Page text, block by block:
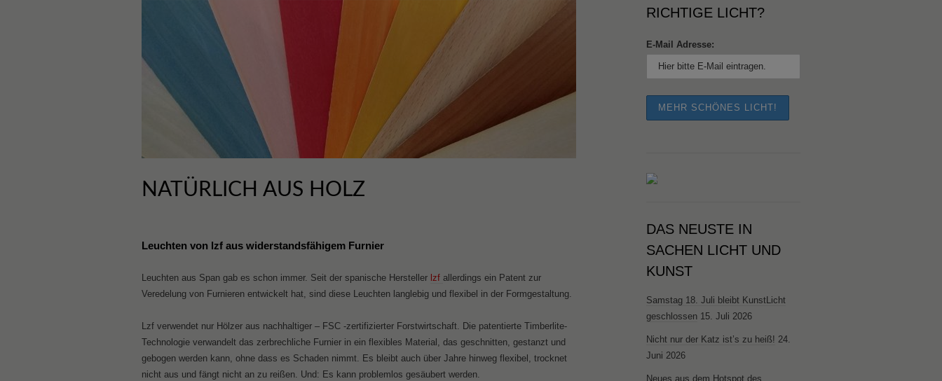
NATÜRLICH AUS HOLZ
Leuchten von lzf aus widerstandsfähigem Furnier
Leuchten aus Span gab es schon immer. Seit der spanische Hersteller lzf allerdings ein Patent zur
Veredelung von Furnieren entwickelt hat, sind diese Leuchten langlebig und flexibel in der Formgestaltung.
Lzf verwendet nur Hölzer aus nachhaltiger – FSC -zertifizierter Forstwirtschaft. Die patentierte Timberlite-
Technologie verwandelt das zerbrechliche Furnier in ein flexibles Material, das geschnitten, gestanzt und
gebogen werden kann, ohne dass es Schaden nimmt. Es bleibt auch über Jahre hinweg flexibel, trocknet
nicht aus und fängt nicht an zu reißen. Und: Es kann problemlos gesäubert werden.
ICHTIGE LICHT?
E-Mail Adresse:
DAS NEUSTE IN
SACHEN LICHT UND
KUNST
Samstag 18. Juli bleibt KunstLicht
geschlossen 15. Juli 2026
Nicht nur der Katz ist’s zu heiß! 24.
Juni 2026
Neues aus dem Hotspot des